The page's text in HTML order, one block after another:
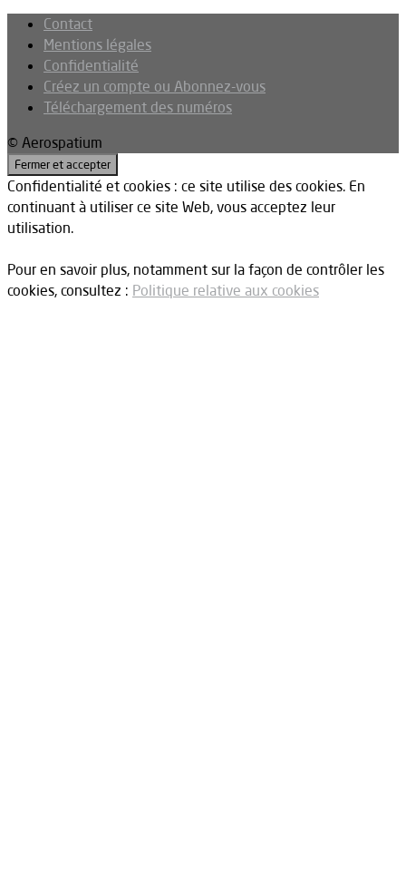
Contact
Mentions légales
Confidentialité
Créez un compte ou Abonnez-vous
Téléchargement des numéros
© Aerospatium
Confidentialité et cookies : ce site utilise des cookies. En
continuant à utiliser ce site Web, vous acceptez leur
utilisation.
Pour en savoir plus, notamment sur la façon de contrôler les
cookies, consultez : Politique relative aux cookies